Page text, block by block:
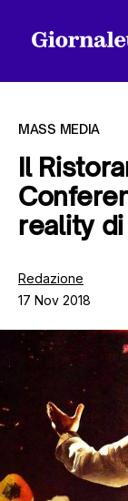
Tutti gli
Chi siamo
Contatti
MASS MEDIA
Il
reality di
Redazione
17 Nov 2018